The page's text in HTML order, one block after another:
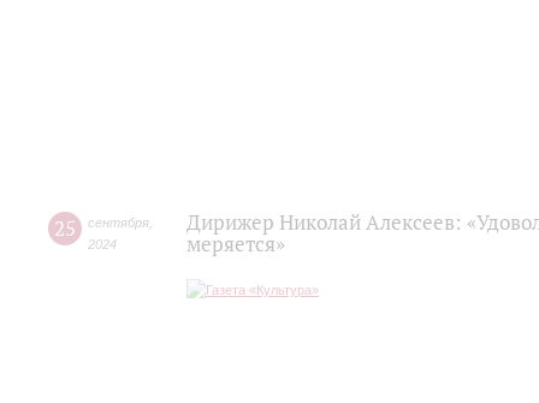
25 сентября
2024
Дирижер Николай Алексеев:
меряется»